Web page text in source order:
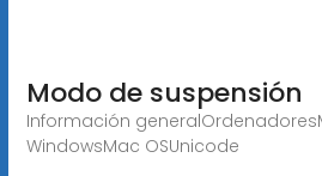
Modo de suspensión
Información
WindowsMac OSUnicode